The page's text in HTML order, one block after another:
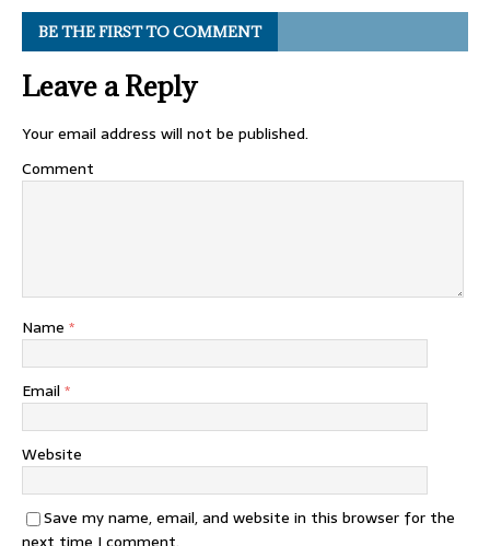
BE THE FIRST TO COMMENT
Leave a Reply
Your email address will not be published.
Comment
Name *
Email *
Website
Save my name, email, and website in this browser for the